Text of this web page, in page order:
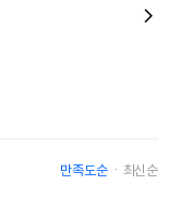
만족도순 최신순